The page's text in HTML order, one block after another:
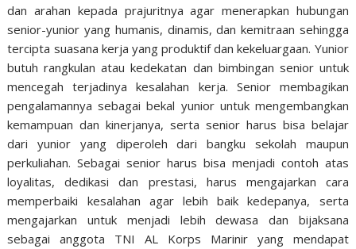
dan arahan kepada prajuritnya agar menerapkan hubungan
senior-yunior yang humanis, dinamis, dan kemitraan sehingga
tercipta suasana kerja yang produktif dan kekeluargaan. Yunior
butuh rangkulan atau kedekatan dan bimbingan senior untuk
mencegah terjadinya kesalahan kerja. Senior membagikan
pengalamannya sebagai bekal yunior untuk mengembangkan
kemampuan dan kinerjanya, serta senior harus bisa belajar
dari yunior yang diperoleh dari bangku sekolah maupun
perkuliahan. Sebagai senior harus bisa menjadi contoh atas
loyalitas, dedikasi dan prestasi, harus mengajarkan cara
memperbaiki kesalahan agar lebih baik kedepanya, serta
mengajarkan untuk menjadi lebih dewasa dan bijaksana
sebagai anggota TNI AL Korps Marinir yang mendapat